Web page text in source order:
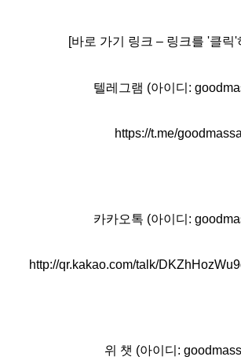
[바로 가기 링크 – 링크를 '클릭
텔레그램 (아이디:
https://t.me/
카카오톡 (아이디:
http://qr.kakao.com/talk/
위 챗 (아이디: